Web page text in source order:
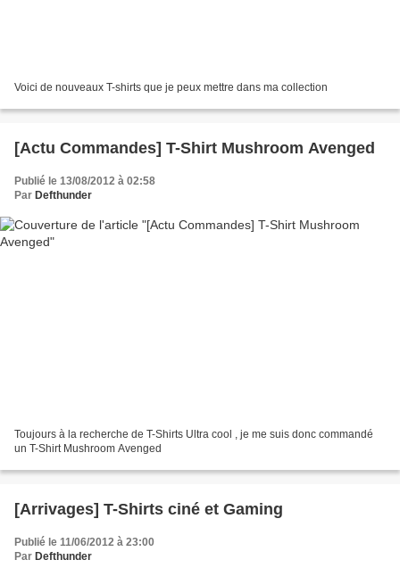
Voici de nouveaux T-shirts que je peux mettre dans ma collection
[Actu Commandes] T-Shirt Mushroom Avenged
Publié le 13/08/2012 à 02:58
Par Defthunder
Toujours à la recherche de T-Shirts Ultra cool , je me suis donc commandé
un T-Shirt Mushroom Avenged
[Arrivages] T-Shirts ciné et Gaming
Publié le 11/06/2012 à 23:00
Par Defthunder